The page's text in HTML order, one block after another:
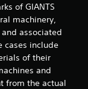
of GIANTS
machinery,
associated
cases include
of their
and
from the actual